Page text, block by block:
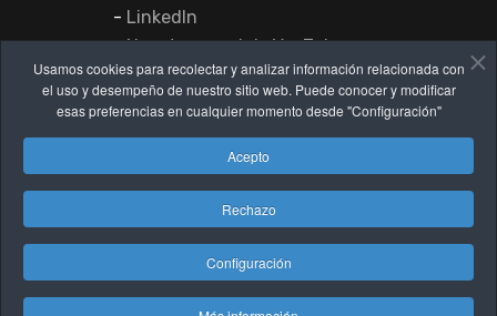
Usamos cookies para recolectar y analizar información relacionada con
el uso y desempeño de nuestro sitio web. Puede conocer y modificar
esas preferencias en cualquier momento desde "Configuración"
Acepto
Rechazo
Configuración
- LinkedIn
-Nuestro canal de YouTube
© 2022 dataHotel Software. Diseñada por
albadaNet